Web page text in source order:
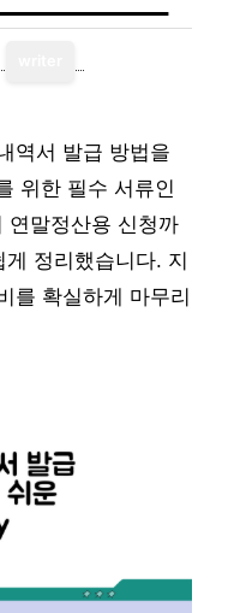
역서 발급 방법을
위한 필수 서류인
연말정산용 신청까
정리했습니다. 지
를 확실하게 마무리